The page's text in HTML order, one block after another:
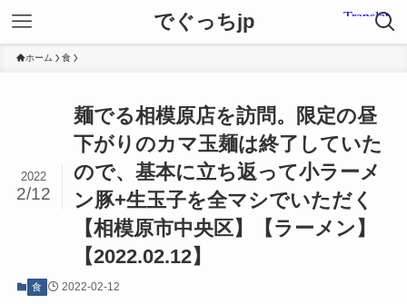
でぐっちjp
ホーム 食
麺でる相模原店を訪問。限定の昼
下がりのカマ玉麺は終了していた
ので、基本に立ち返って小ラーメ
ン豚+生玉子を全マシでいただく
【相模原市中央区】【ラーメン】
【2022.02.12】
2022
2/12
食 2022-02-12